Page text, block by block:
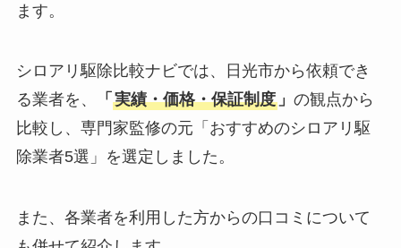
ます。
シロアリ駆除比較ナビでは、日光市から依頼でき
る業者を、
「 実績・価格・保証制度」 の観点から
比較し、専門家監修の元「おすすめのシロアリ駆
除業者5選」を選定しました。
また、各業者を利用した方からの口コミについて